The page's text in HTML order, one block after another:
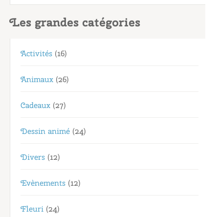
Les grandes catégories
Activités (16)
Animaux (26)
Cadeaux (27)
Dessin animé (24)
Divers (12)
Evènements (12)
Fleuri (24)